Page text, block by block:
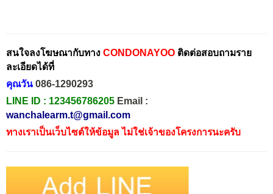
สนใจลงโฆษณากับทาง CONDONAYOO ติดต่อสอบถามราย
ละเอียดได้ที่
คุณวัน 086-1290293
LINE ID : 123456786205 Email :
wanchalearm.t@gmail.com
ทางเราเป็นเว็บไซต์ให้ข้อมูล ไม่ใช่เจ้าของโครงการนะครับ